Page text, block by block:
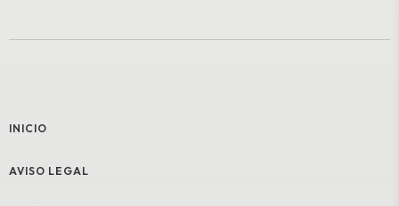
INICIO
AVISO LEGAL